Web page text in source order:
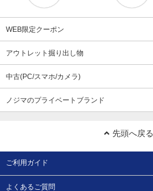
WEB限定クーポン
アウトレット掘り出し物
中古(PC/スマホ/カメラ)
ノジマのプライベートブランド
先頭へ戻る
ご利用ガイド
よくあるご質問